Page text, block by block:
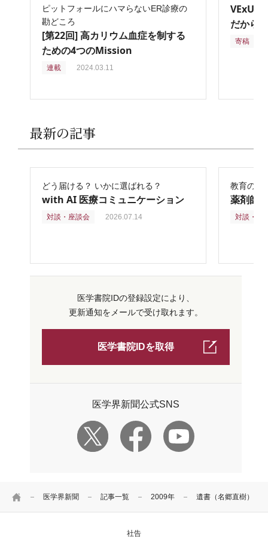
HOME 医学界新聞 記事一覧 2009年 遺書（名郷直樹）
ピットフォールにハマらないER診療の
勘どころ
[第22回] 高カリウム血症を制する
ための4つのMission
連載 2024.03.11
VExUS
だから
寄稿
最新の記事
どう届ける？ いかに選ばれる？
with AI 医療コミュニケーション
対談・座談会 2026.07.14
教育の再
薬剤師
対談・座
医学書院IDの登録設定により、
更新通知をメールで受け取れます。
医学書院IDを取得
医学界新聞公式SNS
社告